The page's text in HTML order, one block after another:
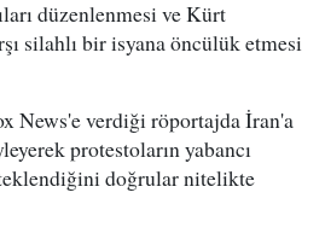
düzenlenmesi ve Kürt
silahlı bir isyana öncülük etmesi
News'e verdiği röportajda İran'a
protestoların yabancı
doğrular nitelikte